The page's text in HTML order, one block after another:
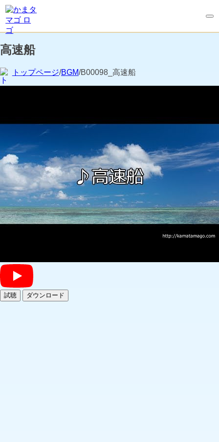
高速船
トップページ/BGM/B00098_高速船
試聴 ダウンロード